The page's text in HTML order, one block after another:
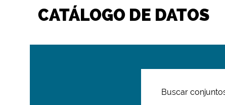
CATÁLOGO DE DATOS